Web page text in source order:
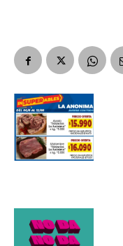
Número de teléfono